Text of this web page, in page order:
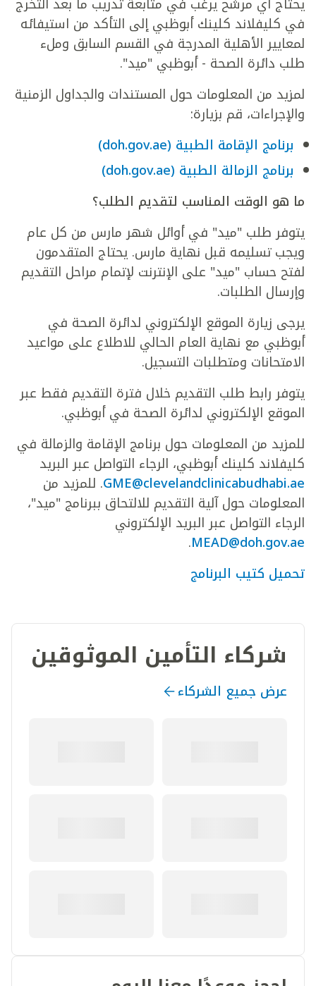
في كليفلاند كلينك أبوظبي إلى التأكد من استيفائه
لمعايير الأهلية المدرجة في القسم السابق وملء
طلب دائرة الصحة - أبوظبي "ميد".
لمزيد من المعلومات حول المستندات والجداول الزمنية
والإجراءات، قم بزيارة:
برنامج الإقامة الطبية (doh.gov.ae)
برنامج الزمالة الطبية (doh.gov.ae)
ما هو الوقت المناسب لتقديم الطلب؟
يتوفر طلب "ميد" في أوائل شهر مارس من كل عام
ويجب تسليمه قبل نهاية مارس. يحتاج المتقدمون
لفتح حساب "ميد" على الإنترنت لإتمام مراحل التقديم
وإرسال الطلبات.
يرجى زيارة الموقع الإلكتروني لدائرة الصحة في
أبوظبي مع نهاية العام الحالي للاطلاع على مواعيد
الامتحانات ومتطلبات التسجيل.
يتوفر رابط طلب التقديم خلال فترة التقديم فقط عبر
الموقع الإلكتروني لدائرة الصحة في أبوظبي.
للمزيد من المعلومات حول برنامج الإقامة والزمالة في
كليفلاند كلينك أبوظبي، الرجاء التواصل عبر البريد
GME@clevelandclinicabudhabi.ae. للمزيد من
المعلومات حول آلية التقديم للالتحاق ببرنامج "ميد"،
الرجاء التواصل عبر البريد الإلكتروني
MEAD@doh.gov.ae
.
تحميل كتيب البرنامج
شركاء التأمين الموثوقين
عرض جميع الشركاء